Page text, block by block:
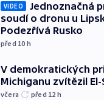
VIDEO
Jednoznačná
soudí o dronu u
Podezřívá Rusko
před 10 h
V demokratických
Michiganu zvítězil El-
včera před 12 h